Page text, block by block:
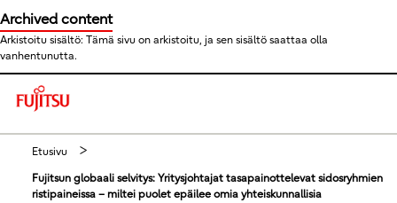
Archived content
Arkistoitu sisältö: Tämä sivu on arkistoitu, ja sen sisältö saattaa olla
vanhentunutta.
This is a skip link click here to skip to main contents
Etusivu
Fujitsun globaali selvitys: Yritysjohtajat tasapainottelevat sidosryhmien
ristipaineissa – miltei puolet epäilee omia yhteiskunnallisia